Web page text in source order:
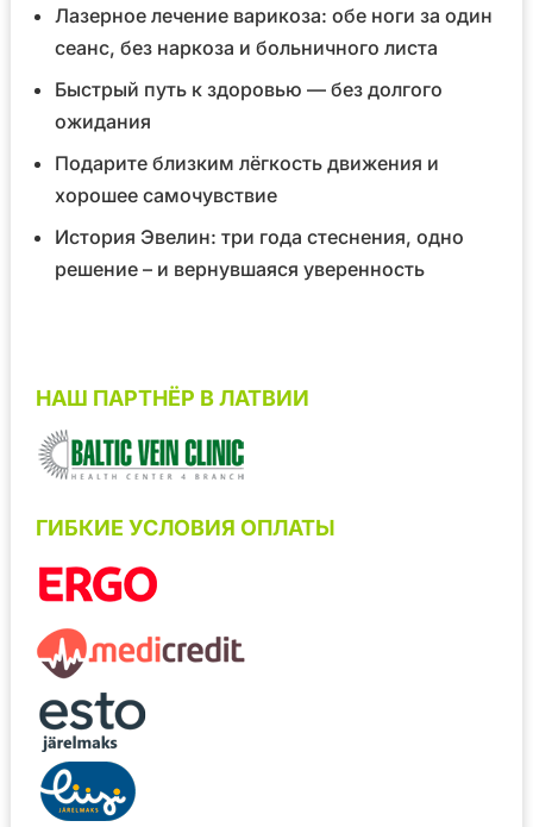
Лазерное лечение варикоза: обе ноги за один
сеанс, без наркоза и больничного листа
Быстрый путь к здоровью — без долгого
ожидания
Подарите близким лёгкость движения и
хорошее самочувствие
История Эвелин: три года стеснения, одно
решение – и вернувшаяся уверенность
НАШ ПАРТНЁР В ЛАТВИИ
ГИБКИЕ УСЛОВИЯ ОПЛАТЫ